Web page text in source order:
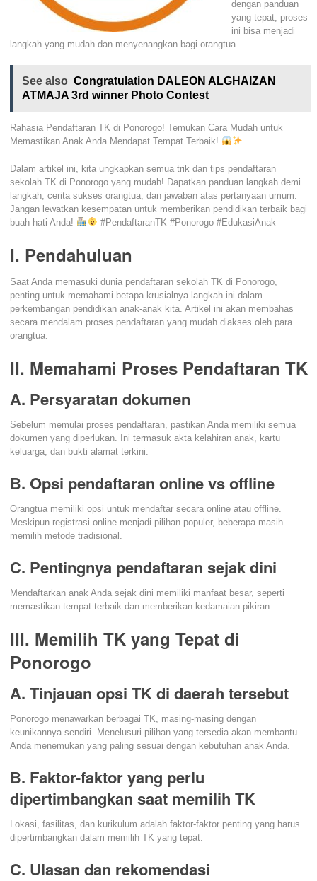
dengan panduan
yang tepat, proses
ini bisa menjadi
langkah yang mudah dan menyenangkan bagi orangtua.
See also Congratulation DALEON ALGHAIZAN
ATMAJA 3rd winner Photo Contest
Rahasia Pendaftaran TK di Ponorogo! Temukan Cara Mudah untuk
Memastikan Anak Anda Mendapat Tempat Terbaik!
Dalam artikel ini, kita ungkapkan semua trik dan tips pendaftaran
sekolah TK di Ponorogo yang mudah! Dapatkan panduan langkah demi
langkah, cerita sukses orangtua, dan jawaban atas pertanyaan umum.
Jangan lewatkan kesempatan untuk memberikan pendidikan terbaik bagi
buah hati Anda!
#PendaftaranTK #Ponorogo #EdukasiAnak
I. Pendahuluan
Saat Anda memasuki dunia pendaftaran sekolah TK di Ponorogo,
penting untuk memahami betapa krusialnya langkah ini dalam
perkembangan pendidikan anak-anak kita. Artikel ini akan membahas
secara mendalam proses pendaftaran yang mudah diakses oleh para
orangtua.
II. Memahami Proses Pendaftaran TK
A. Persyaratan dokumen
Sebelum memulai proses pendaftaran, pastikan Anda memiliki semua
dokumen yang diperlukan. Ini termasuk akta kelahiran anak, kartu
keluarga, dan bukti alamat terkini.
B. Opsi pendaftaran online vs offline
Orangtua memiliki opsi untuk mendaftar secara online atau offline.
Meskipun registrasi online menjadi pilihan populer, beberapa masih
memilih metode tradisional.
C. Pentingnya pendaftaran sejak dini
Mendaftarkan anak Anda sejak dini memiliki manfaat besar, seperti
memastikan tempat terbaik dan memberikan kedamaian pikiran.
III. Memilih TK yang Tepat di
Ponorogo
A. Tinjauan opsi TK di daerah tersebut
Ponorogo menawarkan berbagai TK, masing-masing dengan
keunikannya sendiri. Menelusuri pilihan yang tersedia akan membantu
Anda menemukan yang paling sesuai dengan kebutuhan anak Anda.
B. Faktor-faktor yang perlu
dipertimbangkan saat memilih TK
Lokasi, fasilitas, dan kurikulum adalah faktor-faktor penting yang harus
dipertimbangkan dalam memilih TK yang tepat.
C. Ulasan dan rekomendasi